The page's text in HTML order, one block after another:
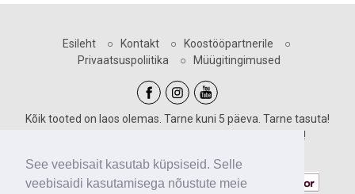
See veebisait kasutab küpsiseid. Selle
veebisaidi kasutamisega nõustute meie
Esileht○ Kontakt○ Koostööpartnerile ○
Privaatsuspoliitika
○ Müügitingimused
Kõik tooted on laos olemas. Tarne kuni 5 päeva. Tarne tasuta!
Sooduskoodid kehtivad vastava märgiga toodetele!
Maksevõimalused: